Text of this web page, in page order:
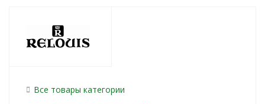
Все товары категории